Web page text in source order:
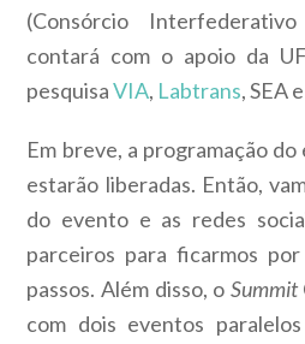
(Consórcio
contará com o apoio da
pesquisaVIA, Labtrans, SEA
Em breve, a programação
estarão liberadas. Então,
do evento e as redes
parceiros para ficarmos
passos. Além disso, o Summit
com dois eventos